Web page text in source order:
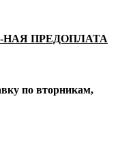
НАЯ ПРЕДОПЛАТА
по вторникам,